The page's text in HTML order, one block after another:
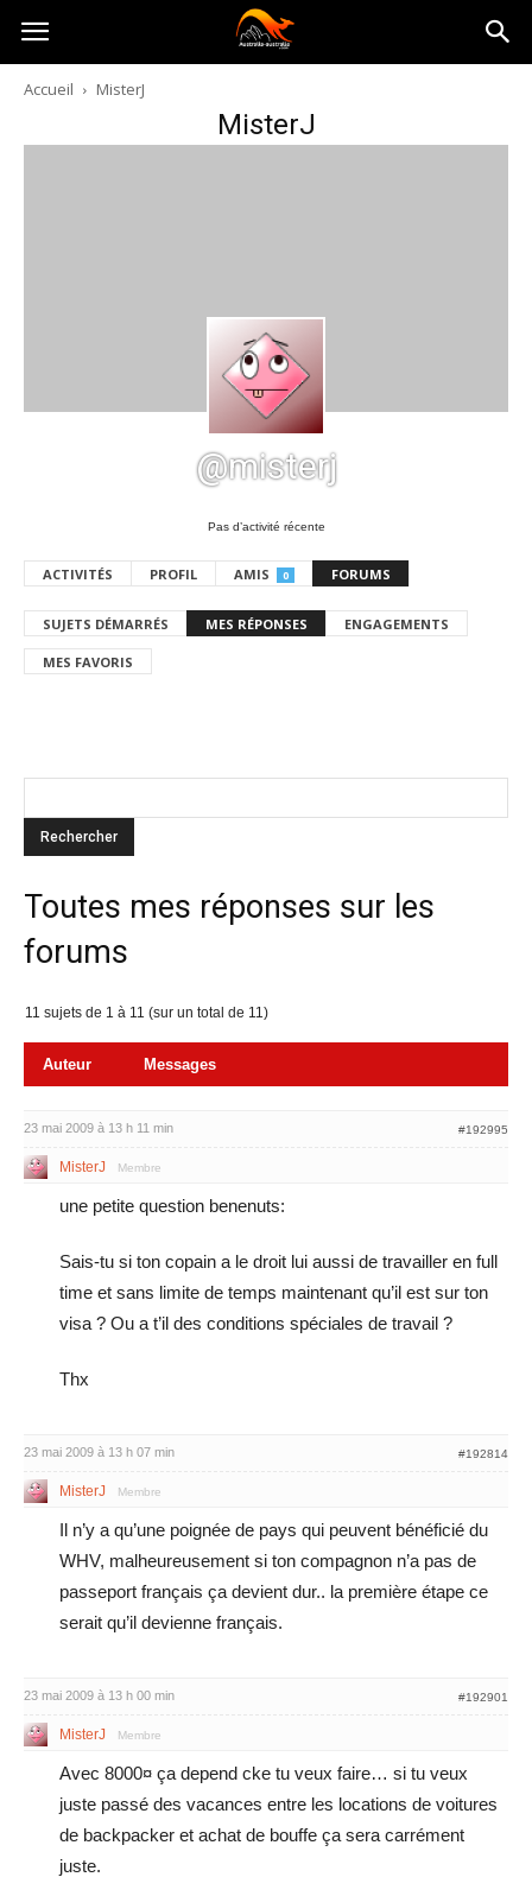
Australia-
australie.com
Accueil MisterJ
MisterJ
@misterj
Pas d’activité récente
ACTIVITÉS PROFIL AMIS 0 FORUMS
SUJETS DÉMARRÉS MES RÉPONSES ENGAGEMENTS
MES FAVORIS
Toutes mes réponses sur les
forums
11 sujets de 1 à 11 (sur un total de 11)
Auteur Messages
23 mai 2009 à 13 h 11 min #192995
MisterJ Membre
une petite question benenuts:
Sais-tu si ton copain a le droit lui aussi de travailler en full
time et sans limite de temps maintenant qu’il est sur ton
visa ? Ou a t’il des conditions spéciales de travail ?
Thx
23 mai 2009 à 13 h 07 min #192814
MisterJ Membre
Il n’y a qu’une poignée de pays qui peuvent bénéficié du
WHV, malheureusement si ton compagnon n’a pas de
passeport français ça devient dur.. la première étape ce
serait qu’il devienne français.
23 mai 2009 à 13 h 00 min #192901
MisterJ Membre
Avec 8000¤ ça depend cke tu veux faire… si tu veux
juste passé des vacances entre les locations de voitures
de backpacker et achat de bouffe ça sera carrément
juste.